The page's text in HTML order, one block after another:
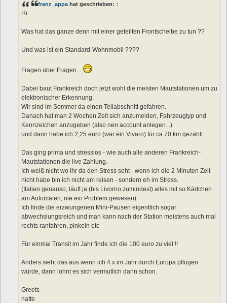
r
a
g
franz_appa hat geschrieben: ↑
Hi
Was hat das ganze denn mit einer geteilten Frontscheibe zu tun ??
Und was ist ein Standard-Wohnmobil ????
Fragen über Fragen...
Dabei baut Frankreich doch jetzt wohl die meisten Mautstationen um zu
elektronischer Erkennung.
Wir sind im Sommer da einen Teilabschnitt gefahren.
Danach hat man 2 Wochen Zeit sich anzumelden, Fahrzeugtyp und
Kennzeichen anzugeben (also nen account anlegen...)
und dann habe ich 2,25 euro (war ein Vivaro) für ca 70 km gezahlt.
Das ging prima und stresslos - wie auch alle anderen Frankreich-
Mautstationen die live Zahlung.
Ich weiß nicht wo ihr da den Stress seht - wenn ich die 2 Minuten Zeit
nicht habe bin ich nicht am reisen - sondern eh im Stress.
(Italien genauso, läuft ja (bis Livorno zumindest) alles mit so Kärtchen
am Automaten, nie ein Problem gewesen)
Ich finde die erzwungenen Mini-Pausen eigentlich sogar
abwechslungsreich und man kann nach der Station meistens auch mal
rechts ranfahren, pinkeln etc
Für einmal Transit im Jahr finde ich die 100 euro zu viel !!
Anders sieht das aus wenn ich 4 x im Jahr durch Europa pflügen
würde, dann lohnt es sich vermutlich dann schon.
Greets
natte